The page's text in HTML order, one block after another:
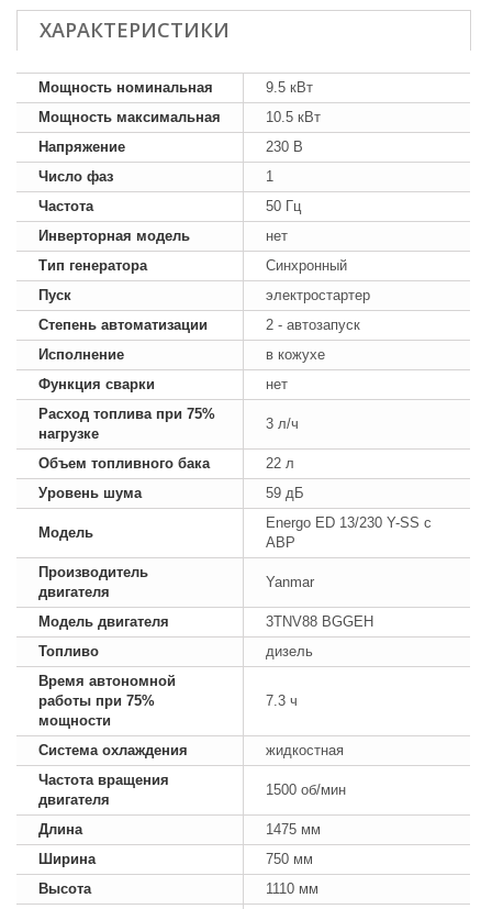
ХАРАКТЕРИСТИКИ
Мощность номинальная
9.5 кВт
Мощность максимальная
10.5 кВт
Напряжение
230 В
Число фаз
1
Частота
50 Гц
Инверторная модель
нет
Тип генератора
Синхронный
Пуск
электростартер
Степень автоматизации
2 - автозапуск
Исполнение
в кожухе
Функция сварки
нет
Расход топлива при 75%
нагрузке
3 л/ч
Объем топливного бака
22 л
Уровень шума
59 дБ
Модель
Energo ED 13/230 Y-SS с
АВР
Производитель
двигателя
Yanmar
Модель двигателя
3TNV88 BGGEH
Топливо
дизель
Время автономной
работы при 75%
мощности
7.3 ч
Система охлаждения
жидкостная
Частота вращения
двигателя
1500 об/мин
Длина
1475 мм
Ширина
750 мм
Высота
1110 мм